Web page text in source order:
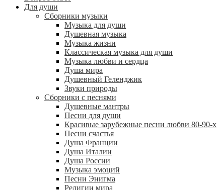
Для души
Сборники музыки
Музыка для души
Душевная музыка
Музыка жизни
Классическая музыка для души
Музыка любви и сердца
Душа мира
Душевный Геленджик
Звуки природы
Сборники с песнями
Душевные мантры
Песни для души
Красивые зарубежные песни любви 80-90-х
Песни счастья
Душа Франции
Душа Италии
Душа России
Музыка эмоций
Песни Энигма
Религии мира